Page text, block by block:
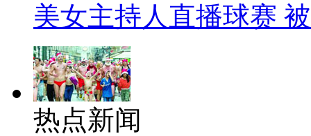
美女主持人直播球赛
热点新闻